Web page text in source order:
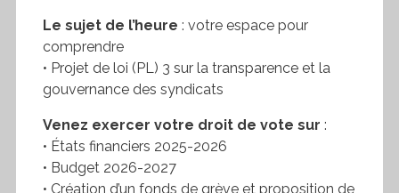
Le sujet de l’heure : votre espace pour
comprendre
• Projet de loi (PL) 3 sur la transparence et la
gouvernance des syndicats
Venez exercer votre droit de vote sur :
• États financiers 2025-2026
• Budget 2026-2027
• Création d’un fonds de grève et proposition de